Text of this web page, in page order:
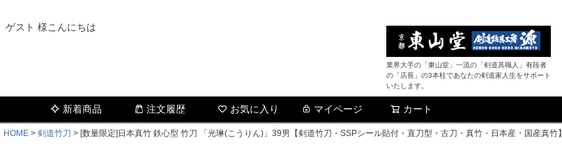
ゲスト 様こんにちは
業界大手の「東山堂」一流の「剣道具職人」有段者
の「店長」の3本柱であなたの剣道家人生をサポート
いたします。
新着商品 注文履歴 お気に入り マイページ カート
HOME 剣道竹刀 [数量限定]日本真竹 鉄心型 竹刀 「光琳(こうりん)」39男【剣道竹刀・SSPシール貼付・直刀型・古刀・真竹・日本産・国産真竹】